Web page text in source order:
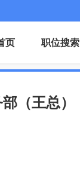
页 职位搜索
（王总）